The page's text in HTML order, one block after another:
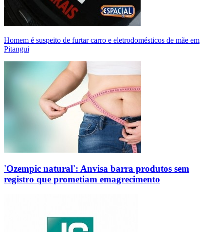
Homem é suspeito de furtar carro e eletrodomésticos de mãe em
Pitangui
'Ozempic natural': Anvisa barra produtos sem
registro que prometiam emagrecimento